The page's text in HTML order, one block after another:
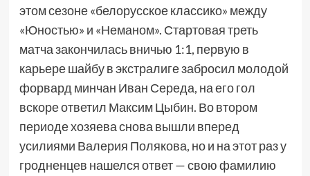
этом сезоне «белорусское классико» между
«Юностью» и «Неманом». Стартовая треть
матча закончилась вничью 1:1, первую в
карьере шайбу в экстралиге забросил молодой
форвард минчан Иван Середа, на его гол
вскоре ответил Максим Цыбин. Во втором
периоде хозяева снова вышли вперед
усилиями Валерия Полякова, но и на этот раз у
гродненцев нашелся ответ — свою фамилию